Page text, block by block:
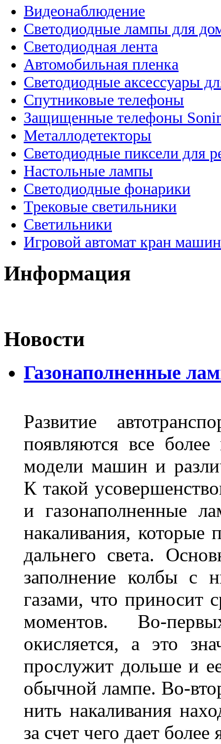
Видеонаблюдение
Светодиодные лампы для
Светодиодная лента
Автомобильная пленка
Светодиодные аксессуары
Спутниковые телефоны
Защищенные телефоны
Металлодетекторы
Светодиодные пиксели для
Настольные лампы
Светодиодные фонарики
Трековые светильники
Светильники
Игровой автомат кран
Информация
Новости
Газонаполненные
Развитие
появляются все
модели машин и
К такой
и газонаполненные
накаливания,
дальнего света.
заполнение колбы с
газами, что приносит
моментов. Во-
окисляется, а это
прослужит дольше и
обычной лампе. Во-
нить накаливания
за счет чего дает